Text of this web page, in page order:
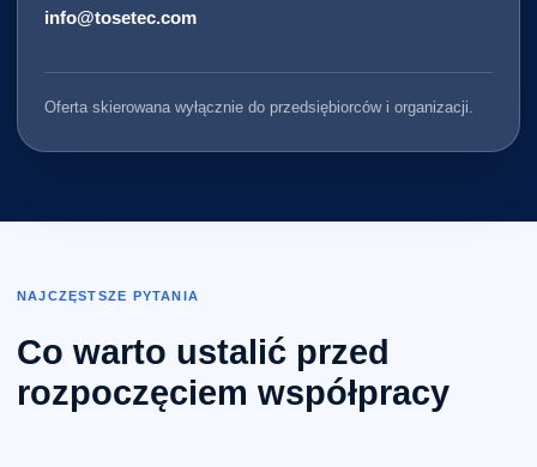
info@tosetec.com
Oferta skierowana wyłącznie do przedsiębiorców i organizacji.
NAJCZĘSTSZE PYTANIA
Co warto ustalić przed
rozpoczęciem współpracy